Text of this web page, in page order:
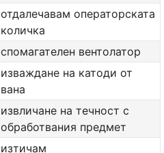
отдалечавам операторската
количка
спомагателен вентолатор
изваждане на катоди от
вана
извличане на течност с
обработвания предмет
изтичам